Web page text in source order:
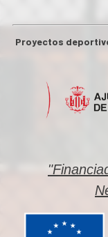
Proyectos